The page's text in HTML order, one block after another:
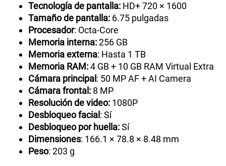
Tecnología de pantalla: HD+ 720 × 1600
Tamaño de pantalla: 6.75 pulgadas
Procesador: Octa-Core
Memoria interna:256 GB
Memoria externa: Hasta 1 TB
Memoria RAM:4 GB + 10 GB RAM Virtual Extra
Cámara principal : 50 MP AF + AI Camera
Cámara frontal: 8 MP
Resolución de video: 1080P
Desbloqueo facial : Sí
Desbloqueo por huella:Sí
Dimensiones: 166.1 × 78.8 × 8.48 mm
Peso: 203 g